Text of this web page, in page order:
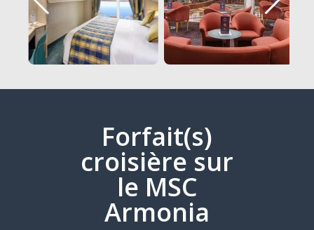
Forfait(s)
croisière sur
le MSC
Armonia